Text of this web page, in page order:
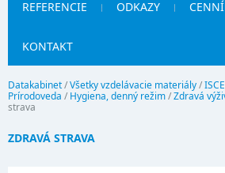
REFERENCIE ODKAZY
KONTAKT
Datakabinet/Všetky vzdelávacie materiály/
Prírodoveda / Hygiena, denný režim/Zdravá
strava
ZDRAVÁ STRAVA